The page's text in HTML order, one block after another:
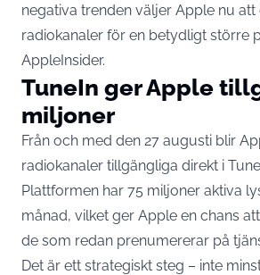
negativa trenden väljer Apple nu att
radiokanaler för en betydligt större
AppleInsider.
TuneIn ger Apple
miljoner
Från och med den 27 augusti blir
radiokanaler tillgängliga direkt i
Plattformen har 75 miljoner aktiva
månad, vilket ger Apple en chans
de som redan prenumererar på
Det är ett strategiskt steg – inte